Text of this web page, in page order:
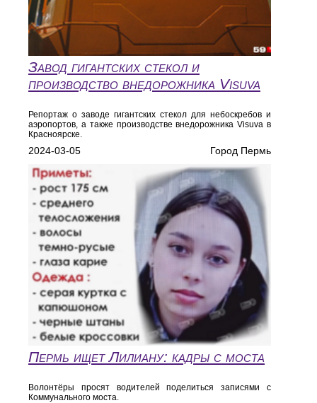
Завод гигантских стекол и
производство внедорожника Visuva
Репортаж о заводе гигантских стекол для небоскребов и
аэропортов, а также производстве внедорожника Visuva в
Красноярске.
2024-03-05 Город Пермь
Пермь ищет Лилиану: кадры с моста
Волонтёры просят водителей поделиться записями с
Коммунального моста.